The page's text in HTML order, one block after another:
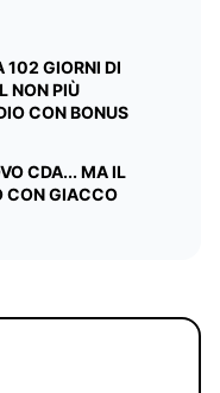
102 GIORNI DI
NON PIÙ
CON BONUS
CDA... MA IL
CON GIACCO